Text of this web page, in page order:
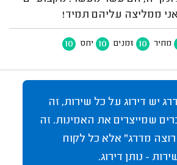
ממליצה עליהם תמיד!
מחיר 10 זמנים 10 יחס 10
יש דירוג על כל שירות, זה
שמייצרים את האמינות. זה
מדרג" אלא כל לקוח
- נותן דירוג.